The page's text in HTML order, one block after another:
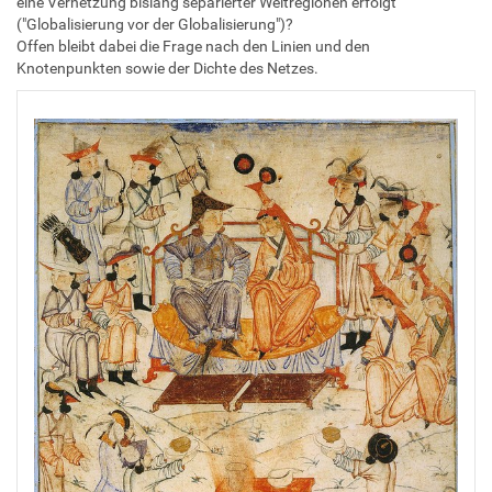
("Globalisierung vor der Globalisierung")?
Offen bleibt dabei die Frage nach den Linien und den
Knotenpunkten sowie der Dichte des Netzes.